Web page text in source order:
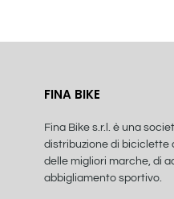
FINA BIKE
Fina Bike s.r.l. è una
distribuzione di biciclette
delle migliori marche, di
abbigliamento sportivo.